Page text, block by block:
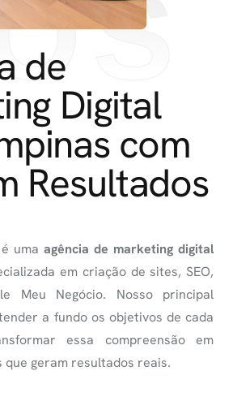
de
Digital
com
Resultados
uma agência de marketing digital
em criação de sites, SEO,
Meu Negócio. Nosso principal
a fundo os objetivos de cada
essa compreensão em
geram resultados reais.